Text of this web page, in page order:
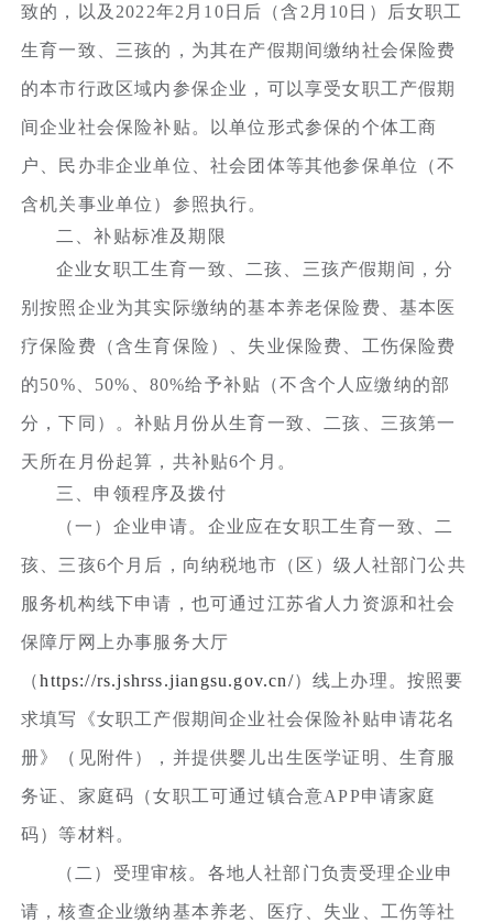
致的，以及2022年2月10日后（含2月10日）后女职工
生育一致、三孩的，为其在产假期间缴纳社会保险费
的本市行政区域内参保企业，可以享受女职工产假期
间企业社会保险补贴。以单位形式参保的个体工商
户、民办非企业单位、社会团体等其他参保单位（不
含机关事业单位）参照执行。
二、补贴标准及期限
企业女职工生育一致、二孩、三孩产假期间，分
别按照企业为其实际缴纳的基本养老保险费、基本医
疗保险费（含生育保险）、失业保险费、工伤保险费
的50%、50%、80%给予补贴（不含个人应缴纳的部
分，下同）。补贴月份从生育一致、二孩、三孩第一
天所在月份起算，共补贴6个月。
三、申领程序及拨付
（一）企业申请。企业应在女职工生育一致、二
孩、三孩6个月后，向纳税地市（区）级人社部门公共
服务机构线下申请，也可通过江苏省人力资源和社会
保障厅网上办事服务大厅
（https://rs.jshrss.jiangsu.gov.cn/）线上办理。按照要
求填写《女职工产假期间企业社会保险补贴申请花名
册》（见附件），并提供婴儿出生医学证明、生育服
务证、家庭码（女职工可通过镇合意APP申请家庭
码）等材料。
（二）受理审核。各地人社部门负责受理企业申
请，核查企业缴纳基本养老、医疗、失业、工伤等社